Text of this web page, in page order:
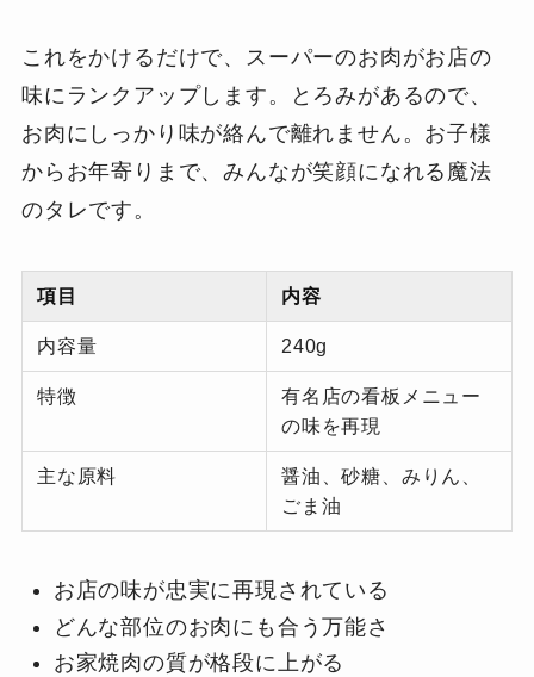
これをかけるだけで、スーパーのお肉がお店の
味にランクアップします。とろみがあるので、
お肉にしっかり味が絡んで離れません。お子様
からお年寄りまで、みんなが笑顔になれる魔法
のタレです。
項目 内容
内容量 240g
特徴
有名店の看板メニュー
の味を再現
主な原料
醤油、砂糖、みりん、
ごま油
お店の味が忠実に再現されている
どんな部位のお肉にも合う万能さ
お家焼肉の質が格段に上がる